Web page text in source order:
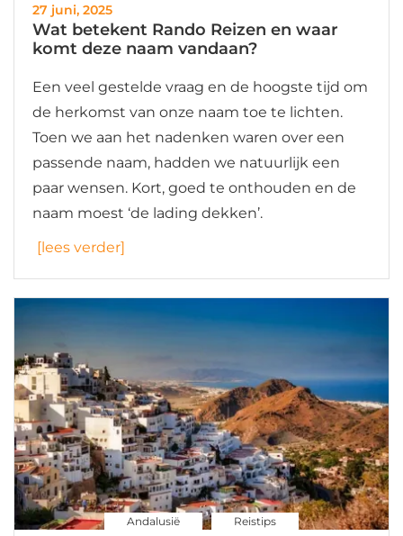
27 juni, 2025
Wat betekent Rando Reizen en waar
komt deze naam vandaan?
Een veel gestelde vraag en de hoogste tijd om
de herkomst van onze naam toe te lichten.
Toen we aan het nadenken waren over een
passende naam, hadden we natuurlijk een
paar wensen. Kort, goed te onthouden en de
naam moest ‘de lading dekken’.
[lees verder]
Andalusië Reistips